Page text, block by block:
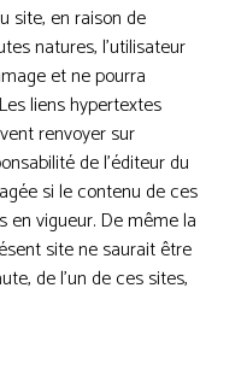
site, en raison de
natures, l’utilisateur
et ne pourra
liens hypertextes
renvoyer sur
de l’éditeur du
si le contenu de ces
en vigueur. De même la
site ne saurait être
de l’un de ces sites,